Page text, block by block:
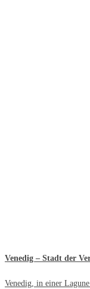
Venedig – Stadt der
Venedig, in einer